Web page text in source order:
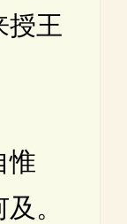
授王
。